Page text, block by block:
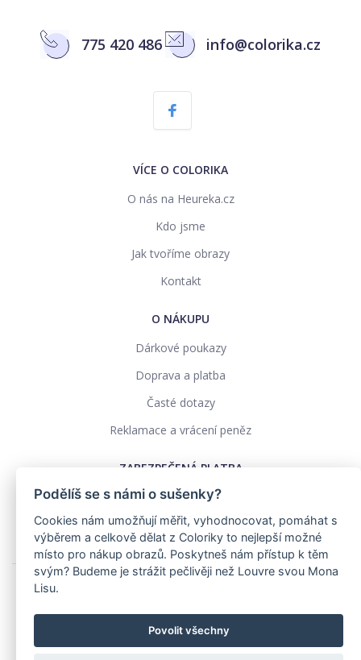
775 420 486 info@colorika.cz
VÍCE O COLORIKA
O nás na Heureka.cz
Kdo jsme
Jak tvoříme obrazy
Kontakt
O NÁKUPU
Dárkové poukazy
Doprava a platba
Časté dotazy
Reklamace a vrácení peněz
ZABEZPEČENÁ PLATBA
Obchodní podmínky
Realizace: pavelszabo.cz
Podělíš se s námi o sušenky?
Cookies nám umožňují měřit, vyhodnocovat, pomáhat s
výběrem a celkově dělat z Coloriky to nejlepší možné
místo pro nákup obrazů. Poskytneš nám přístup k těm
svým? Budeme je strážit pečlivěji než Louvre svou Mona
Lisu.
Povolit všechny